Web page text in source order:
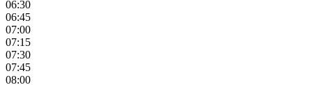
06:30
06:45
07:00
07:15
07:30
07:45
08:00